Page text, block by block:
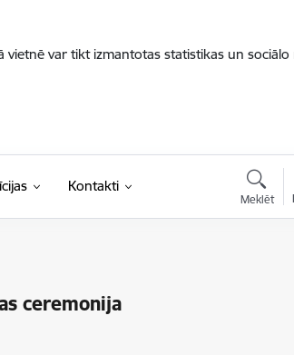
var tikt izmantotas statistikas un
Kontakti
Meklēt
ceremonija